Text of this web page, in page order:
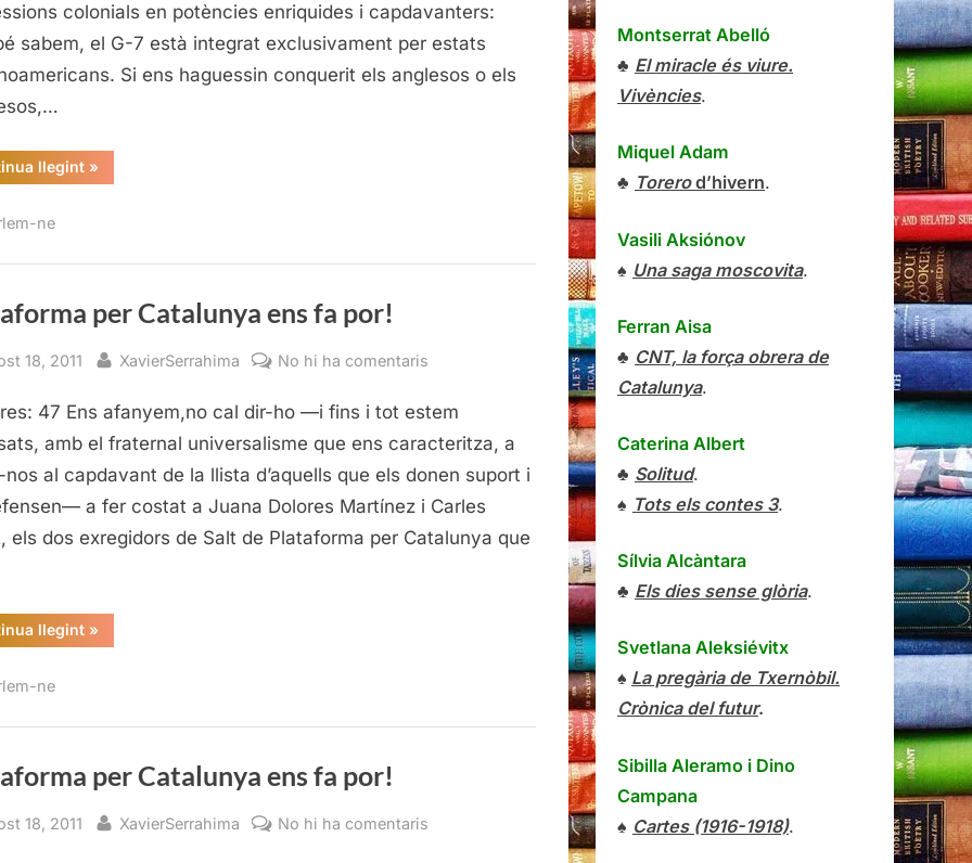
colonials en potències enriquides i capdavanters:
sabem, el G-7 està integrat exclusivament per estats
Si ens haguessin conquerit els anglesos o els
llegint“Els
nazis
»
ne
per Catalunya ens fa por!
18, 2011 By
XavierSerrahima No hi ha comentaris
per
Catalunya
ens
fa
47 Ens afanyem,no cal dir-ho —i fins i tot estem
amb el fraternal universalisme que ens caracteritza, a
nos al capdavant de la llista d’aquells que els donen suport i
a fer costat a Juana Dolores Martínez i Carles
els dos exregidors de Salt de Plataforma per Catalunya que
llegint“Plataforma
per
»
ne
per Catalunya ens fa por!
18, 2011 By
XavierSerrahima No hi ha comentaris
Montserrat Abelló
♣ El miracle és viure.
Vivències.
Miquel Adam
♣ Torerod’hivern.
Vasili Aksiónov
♠ Una saga moscovita.
Ferran Aisa
♣ CNT, la força obrera de
Catalunya.
Caterina Albert
♣ Solitud.
♠ Tots els contes 3.
Sílvia Alcàntara
♣ Els dies sense glòria.
Svetlana Aleksiévitx
♠ La pregària de Txernòbil.
Crònica del futur.
Sibilla Aleramo i Dino
Campana
♠ Cartes (1916-1918).